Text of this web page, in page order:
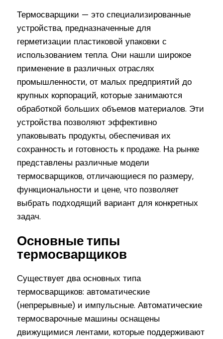
Термосварщики — это специализированные
устройства, предназначенные для
герметизации пластиковой упаковки с
использованием тепла. Они нашли широкое
применение в различных отраслях
промышленности, от малых предприятий до
крупных корпораций, которые занимаются
обработкой больших объемов материалов. Эти
устройства позволяют эффективно
упаковывать продукты, обеспечивая их
сохранность и готовность к продаже. На рынке
представлены различные модели
термосварщиков, отличающиеся по размеру,
функциональности и цене, что позволяет
выбрать подходящий вариант для конкретных
задач.
Основные типы
термосварщиков
Существует два основных типа
термосварщиков: автоматические
(непрерывные) и импульсные. Автоматические
термосварочные машины оснащены
движущимися лентами, которые поддерживают